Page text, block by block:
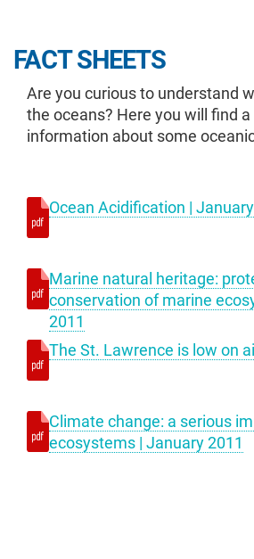
FACT SHEETS
Are you curious to understand
the oceans? Here you will find
information about some
Ocean Acidification |
Marine natural heritage:
conservation of marine
2011
The St. Lawrence is low on
Climate change: a serious
ecosystems | January 2011